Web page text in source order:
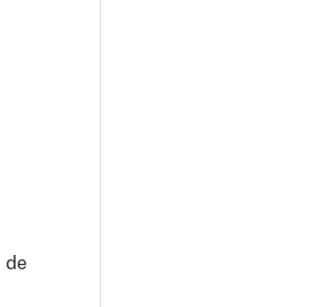
de